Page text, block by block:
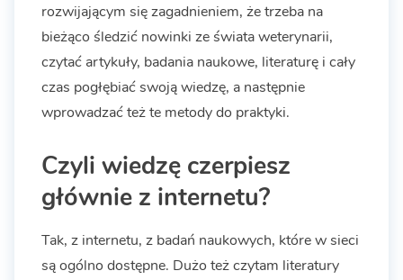
rozwijającym się zagadnieniem, że trzeba na
bieżąco śledzić nowinki ze świata weterynarii,
czytać artykuły, badania naukowe, literaturę i cały
czas pogłębiać swoją wiedzę, a następnie
wprowadzać też te metody do praktyki.
Czyli wiedzę czerpiesz
głównie z internetu?
Tak, z internetu, z badań naukowych, które w sieci
są ogólno dostępne. Dużo też czytam literatury